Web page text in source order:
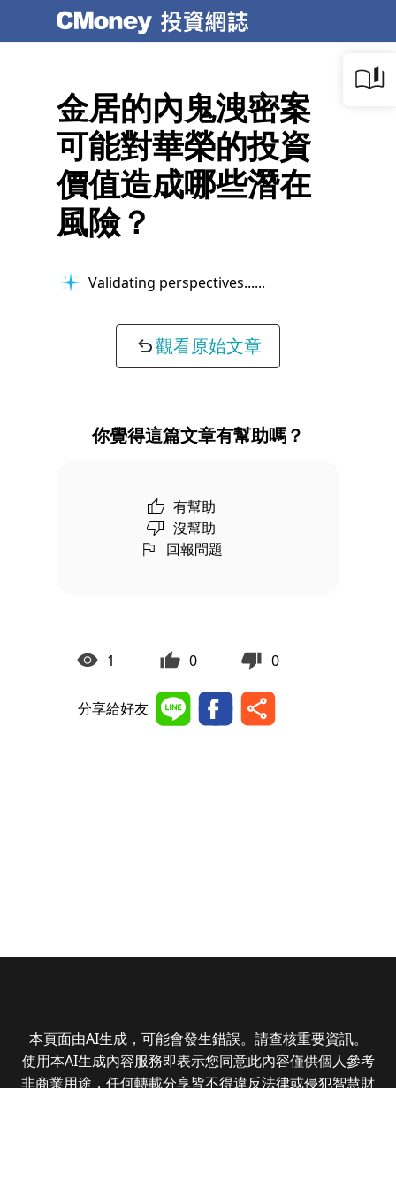
金居的內鬼洩密案
可能對華榮的投資
價值造成哪些潛在
風險？
Validating perspectives...
觀看原始文章
你覺得這篇文章有幫助嗎？
有幫助
沒幫助
回報問題
1 0 0
分享給好友
本頁面由AI生成，可能會發生錯誤。請查核重要資訊。
使用本AI生成內容服務即表示您同意此內容僅供個人參考
非商業用途，任何轉載分享皆不得違反法律或侵犯智慧財